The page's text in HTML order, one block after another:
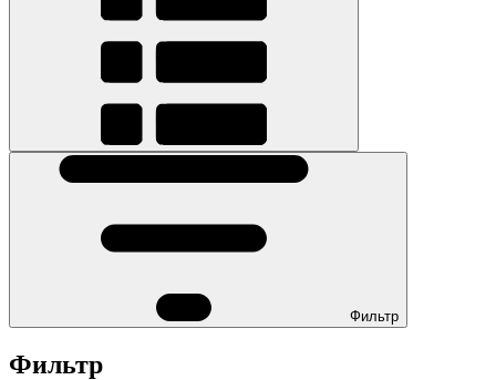
Фильтр
Фильтр